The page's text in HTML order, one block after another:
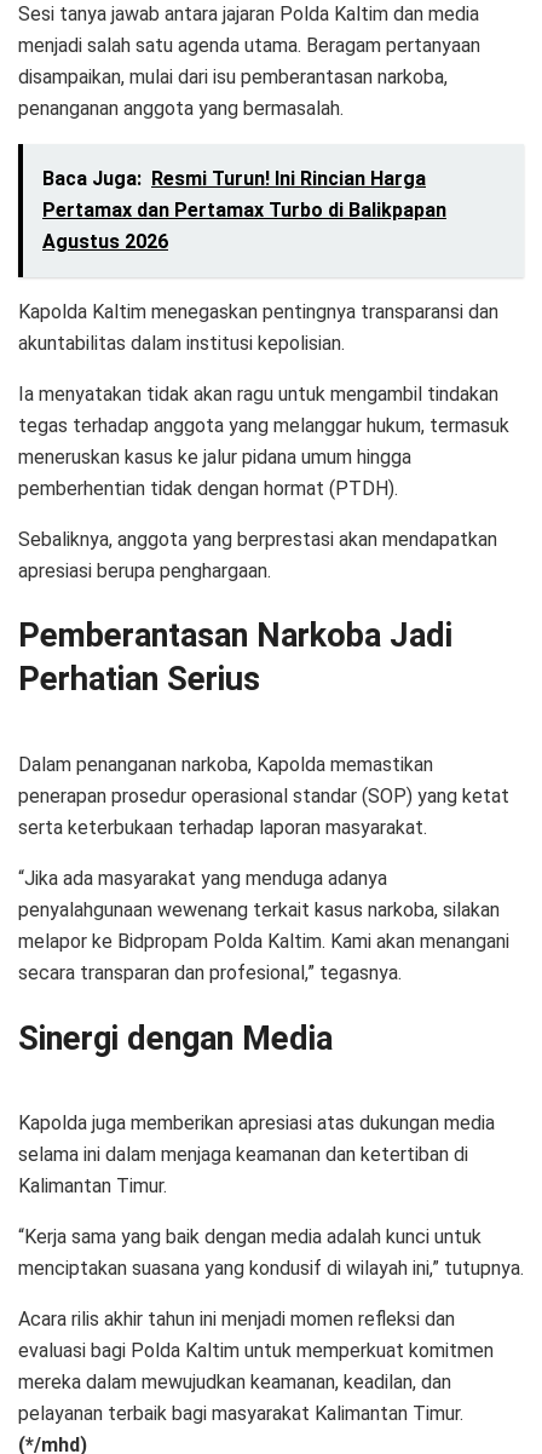
Sesi tanya jawab antara jajaran Polda Kaltim dan media
menjadi salah satu agenda utama. Beragam pertanyaan
disampaikan, mulai dari isu pemberantasan narkoba,
penanganan anggota yang bermasalah.
Baca Juga: Resmi Turun! Ini Rincian Harga
Pertamax dan Pertamax Turbo di Balikpapan
Agustus 2026
Kapolda Kaltim menegaskan pentingnya transparansi dan
akuntabilitas dalam institusi kepolisian.
Ia menyatakan tidak akan ragu untuk mengambil tindakan
tegas terhadap anggota yang melanggar hukum, termasuk
meneruskan kasus ke jalur pidana umum hingga
pemberhentian tidak dengan hormat (PTDH).
Sebaliknya, anggota yang berprestasi akan mendapatkan
apresiasi berupa penghargaan.
Pemberantasan Narkoba Jadi
Perhatian Serius
Dalam penanganan narkoba, Kapolda memastikan
penerapan prosedur operasional standar (SOP) yang ketat
serta keterbukaan terhadap laporan masyarakat.
“Jika ada masyarakat yang menduga adanya
penyalahgunaan wewenang terkait kasus narkoba, silakan
melapor ke Bidpropam Polda Kaltim. Kami akan menangani
secara transparan dan profesional,” tegasnya.
Sinergi dengan Media
Kapolda juga memberikan apresiasi atas dukungan media
selama ini dalam menjaga keamanan dan ketertiban di
Kalimantan Timur.
“Kerja sama yang baik dengan media adalah kunci untuk
menciptakan suasana yang kondusif di wilayah ini,” tutupnya.
Acara rilis akhir tahun ini menjadi momen refleksi dan
evaluasi bagi Polda Kaltim untuk memperkuat komitmen
mereka dalam mewujudkan keamanan, keadilan, dan
pelayanan terbaik bagi masyarakat Kalimantan Timur.
(*/mhd)